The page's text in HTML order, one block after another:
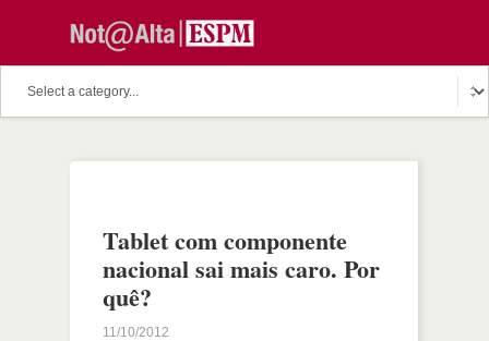
Tablet com componente
nacional sai mais caro. Por
quê?
11/10/2012